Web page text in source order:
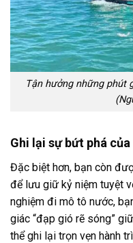
Tận hưởng những phút
Ghi lại sự bứt phá
Đặc biệt hơn, bạn còn
để lưu giữ kỷ niệm tuyệt
nghiệm đi mô tô nước,
giác “đạp gió rẽ sóng”
thể ghi lại trọn vẹn hành